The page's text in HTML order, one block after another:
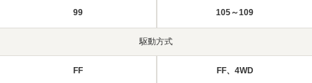
99 105～109
駆動方式
FF FF、4WD